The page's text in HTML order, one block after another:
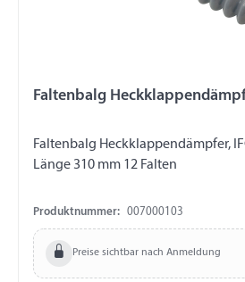
Faltenbalg
Faltenbalg Heckklappendämpfer,
Länge 310 mm 12 Falten
Produktnummer: 007000103
Preise sichtbar nach Anmeldung